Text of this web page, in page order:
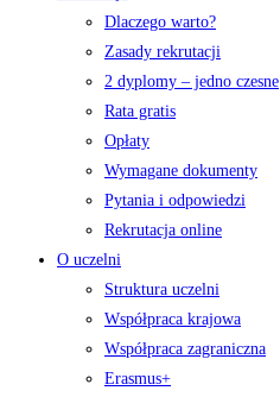
Dlaczego warto?
Zasady rekrutacji
2 dyplomy – jedno czesne
Rata gratis
Opłaty
Wymagane dokumenty
Pytania i odpowiedzi
Rekrutacja online
O uczelni
Struktura uczelni
Współpraca krajowa
Współpraca zagraniczna
Erasmus+